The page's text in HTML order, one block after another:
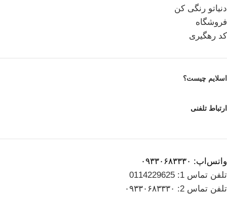
دنیاتو رنگی کن
فروشگاه
کد رهگیری
اسلایم چیست؟
ارتباط تلفنی
واتس‌اپ: ۰۹۳۳۰۶۸۳۳۳۰
تلفن تماس 1: 0114229625
تلفن تماس 2: ۰۹۳۳۰۶۸۳۳۳۰